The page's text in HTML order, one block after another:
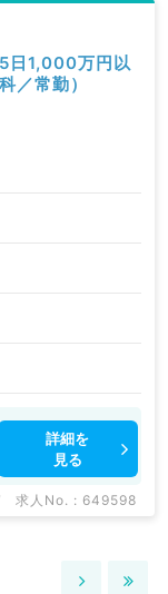
日1,000万円以
／常勤）
詳細を
見る
求人No. : 649598